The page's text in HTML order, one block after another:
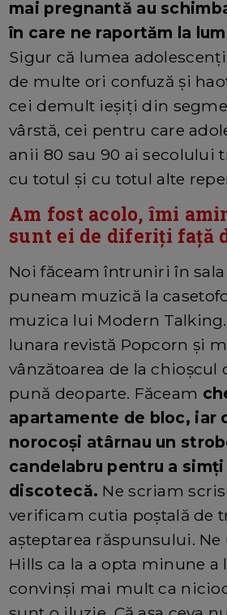
mai pregnantă au
în care ne raportăm la
Sigur că lumea
de multe ori confuză și
cei demult ieșiți din
vârstă, cei pentru care
anii 80 sau 90 ai secolului
cu totul și cu totul alte
Am fost acolo, îmi
sunt ei de diferiți față
Noi făceam întruniri în sala
puneam muzică la
muzica lui Modern
lunara revistă Popcorn și
vânzătoarea de la chioșcul
pună deoparte. Făceam
apartamente de bloc, iar
norocoși atârnau un
candelabru pentru a
discotecă. Ne scriam
verificam cutia poștală de
așteptarea răspunsului.
Hills ca la a opta minune a
convinși mai mult ca